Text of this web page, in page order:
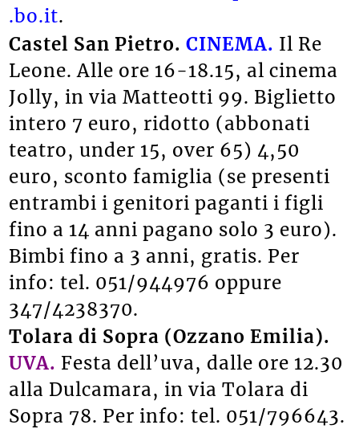
.bo.it.
Castel San Pietro.CINEMA. Il Re
Leone. Alle ore 16-18.15, al cinema
Jolly, in via Matteotti 99. Biglietto
intero 7 euro, ridotto (abbonati
teatro, under 15, over 65) 4,50
euro, sconto famiglia (se presenti
entrambi i genitori paganti i figli
fino a 14 anni pagano solo 3 euro).
Bimbi fino a 3 anni, gratis. Per
info: tel. 051/944976 oppure
347/4238370.
Tolara di Sopra (Ozzano Emilia).
UVA. Festa dell’uva, dalle ore 12.30
alla Dulcamara, in via Tolara di
Sopra 78. Per info: tel. 051/796643.